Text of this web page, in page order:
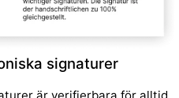
signaturer